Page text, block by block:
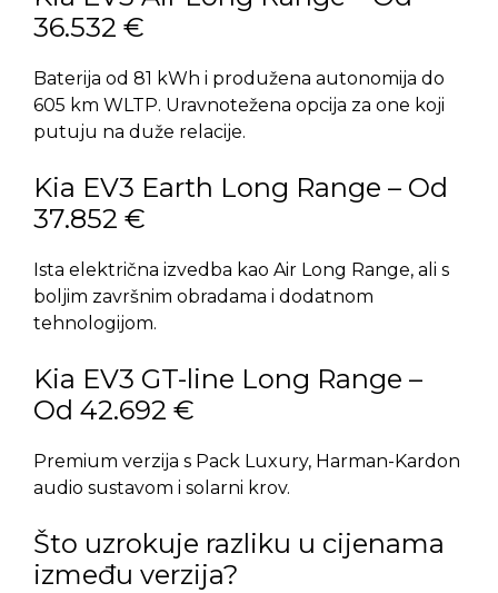
36.532 €
Baterija od 81 kWh i produžena autonomija do
605 km WLTP. Uravnotežena opcija za one koji
putuju na duže relacije.
Kia EV3 Earth Long Range – Od
37.852 €
Ista električna izvedba kao Air Long Range, ali s
boljim završnim obradama i dodatnom
tehnologijom.
Kia EV3 GT-line Long Range –
Od 42.692 €
Premium verzija s Pack Luxury, Harman-Kardon
audio sustavom i solarni krov.
Što uzrokuje razliku u cijenama
između verzija?